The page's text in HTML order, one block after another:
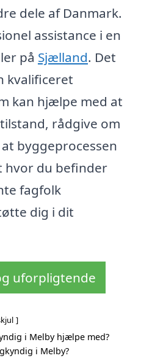
dele af Danmark.
assistance i en
på Sjælland. Det
kvalificeret
kan hjælpe med at
rådgive om
byggeprocessen
hvor du befinder
fagfolk
dig i dit
uforpligtende
i Melby hjælpe med?
i Melby?